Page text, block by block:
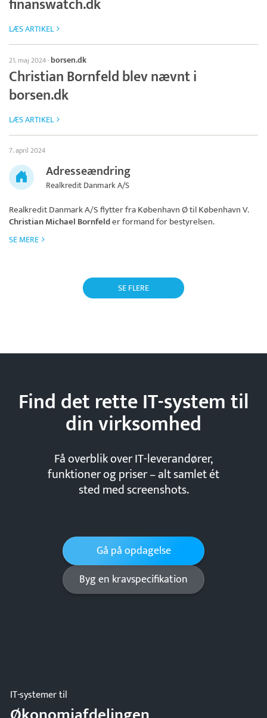
finanswatch.dk
LÆS ARTIKEL
21. maj 2024· borsen.dk
Christian Bornfeld blev nævnt i
borsen.dk
LÆS ARTIKEL
7. april 2024
Adresseændring
Realkredit Danmark A/S
Realkredit Danmark A/Sflytter fra København Ø til København V.
Christian Michael Bornfelder formand for bestyrelsen.
SE MERE
SE FLERE
Find det rette IT-system til
dinvirksomhed
Få overblik over IT-leverandører,
funktioner og priser – alt samlet ét
sted med screenshots.
Gå på opdagelse
Byg en kravspecifikation
IT-systemer til